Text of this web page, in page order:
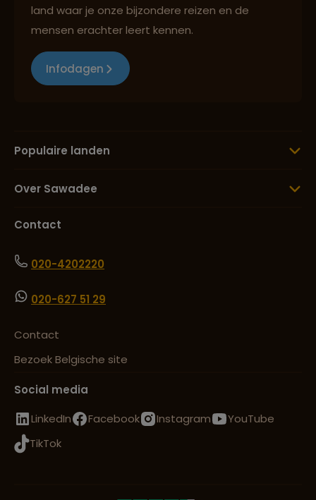
land waar je onze bijzondere reizen en de
mensen erachter leert kennen.
Infodagen
Populaire landen
Over Sawadee
Contact
020-4202220
020-627 51 29
Contact
Bezoek Belgische site
Social media
LinkedIn
Facebook Instagram
YouTube
TikTok